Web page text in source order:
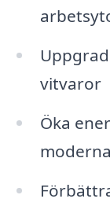
vitvaror
Öka